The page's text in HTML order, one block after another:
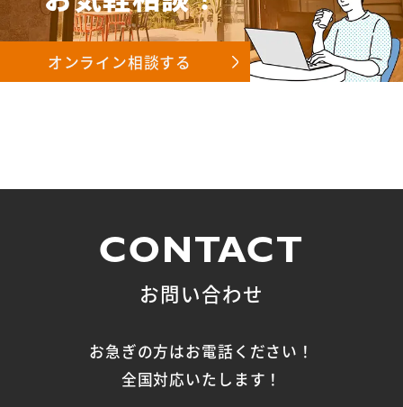
オンライン相談する
CONTACT
お問い合わせ
お急ぎの方はお電話ください！
全国対応いたします！